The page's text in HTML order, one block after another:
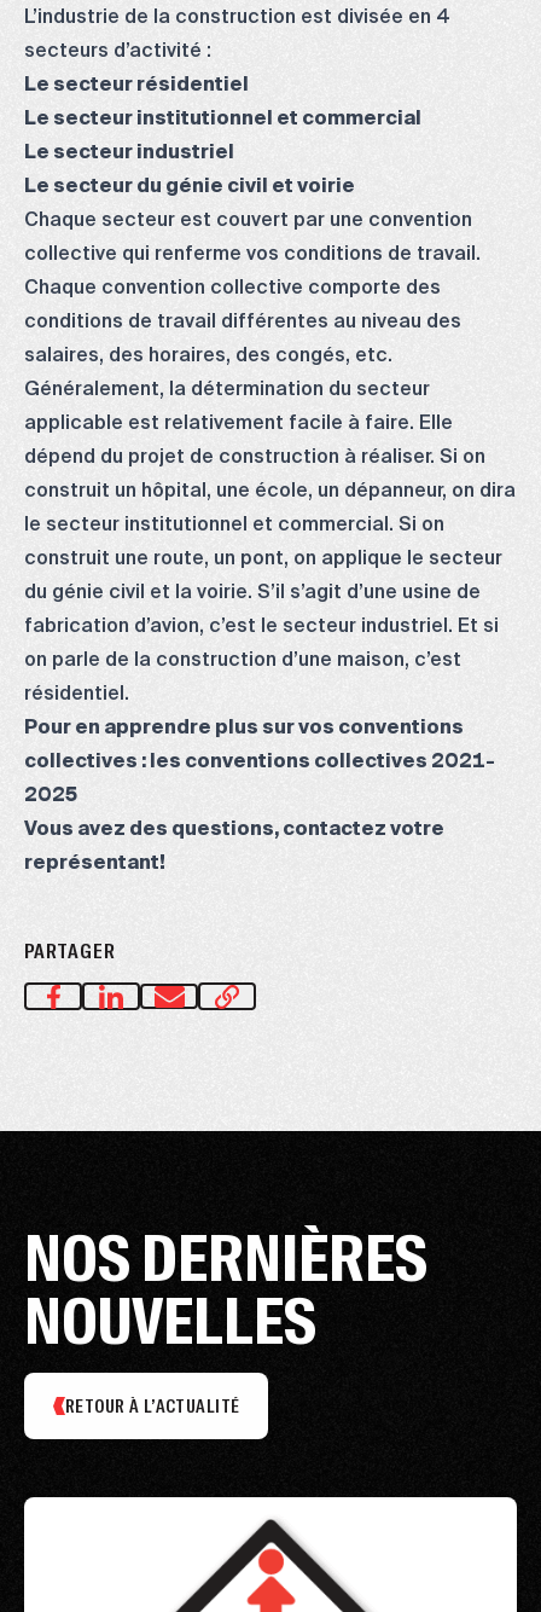
L’industrie de la construction est divisée en 4
secteurs d’activité :
Le secteur résidentiel
Le secteur institutionnel et commercial
Le secteur industriel
Le secteur du génie civil et voirie
Chaque secteur est couvert par une convention
collective qui renferme vos conditions de travail.
Chaque convention collective comporte des
conditions de travail différentes au niveau des
salaires, des horaires, des congés, etc.
Généralement, la détermination du secteur
applicable est relativement facile à faire. Elle
dépend du projet de construction à réaliser. Si on
construit un hôpital, une école, un dépanneur, on dira
le secteur institutionnel et commercial. Si on
construit une route, un pont, on applique le secteur
du génie civil et la voirie. S’il s’agit d’une usine de
fabrication d’avion, c’est le secteur industriel. Et si
on parle de la construction d’une maison, c’est
résidentiel.
Pour en apprendre plus sur vos conventions
collectives :les conventions collectives 2021-
2025
Vous avez des questions,contactez votre
représentant!
PARTAGER
NOS DERNIÈRES
NOUVELLES
RETOUR À L’ACTUALITÉ